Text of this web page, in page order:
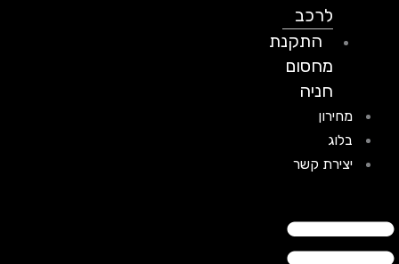
לרכב
התקנת
מחסום
חניה
מחירון
בלוג
יצירת קשר